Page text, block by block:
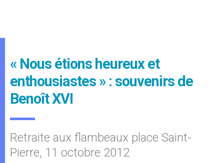
« Nous étions heureux et
enthousiastes » : souvenirs de
Benoît XVI
Retraite aux flambeaux place Saint-
Pierre, 11 octobre 2012